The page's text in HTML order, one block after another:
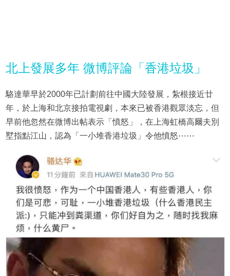
北上發展多年 微博評論「香港垃圾」
駱達華早於2000年已計劃前往中國大陸發展，紮根接近廿
年，於上海和北京接拍電視劇，本來已被香港觀眾淡忘，但
早前他忽然在微博出帖表示「憤怒」，在上海虹橋高爾夫別
墅指點江山，認為「一小堆香港垃圾」令他憤怒⋯⋯